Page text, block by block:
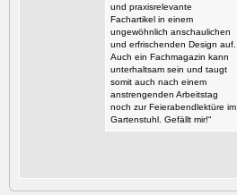
und praxisrelevante
Fachartikel in einem
ungewöhnlich anschaulichen
und erfrischenden Design auf.
Auch ein Fachmagazin kann
unterhaltsam sein und taugt
somit auch nach einem
anstrengenden Arbeitstag
noch zur Feierabendlektüre im
Gartenstuhl. Gefällt mir!“